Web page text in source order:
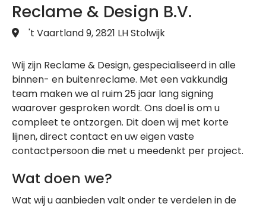
Reclame & Design B.V.
't Vaartland 9, 2821 LH Stolwijk
Wij zijn Reclame & Design, gespecialiseerd in alle
binnen- en buitenreclame. Met een vakkundig
team maken we al ruim 25 jaar lang signing
waarover gesproken wordt. Ons doel is om u
compleet te ontzorgen. Dit doen wij met korte
lijnen, direct contact en uw eigen vaste
contactpersoon die met u meedenkt per project.
Wat doen we?
Wat wij u aanbieden valt onder te verdelen in de